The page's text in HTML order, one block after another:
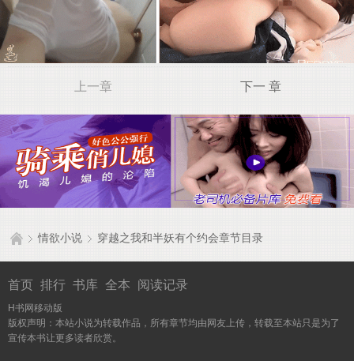
上一章 下一 章
情欲小说 穿越之我和半妖有个约会章节目录
首页 排行 书库 全本 阅读记录
H书网移动版
版权声明：本站小说为转载作品，所有章节均由网友上传，转载至本站只是为了
宣传本书让更多读者欣赏。